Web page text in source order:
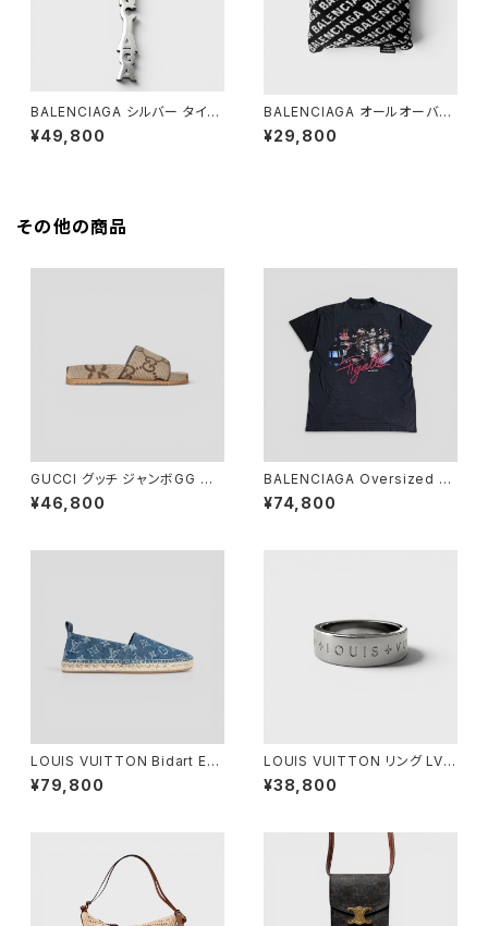
BALENCIAGA シルバー タイポ
ネックレス
¥49,800
BALENCIAGA オールオーバー
ロゴ クッション ブラック
¥29,800
その他の商品
GUCCI グッチ ジャンボGG キ
ャンバス スライド サンダル 7 2
6cm 624695
¥46,800
BALENCIAGA Oversized T-
Shirt Pigalle Black 3
¥74,800
LOUIS VUITTON Bidart Es
padrille Monogram Denim
Blue 37 1/2
¥79,800
LOUIS VUITTON リング LV
モザイク L
¥38,800